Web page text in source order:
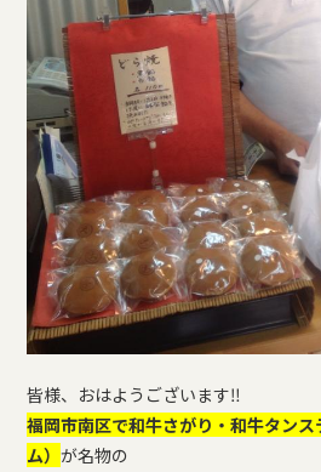
皆様、おはようございます‼
福岡市南区で和牛さがり・和牛タン
ム）が名物の